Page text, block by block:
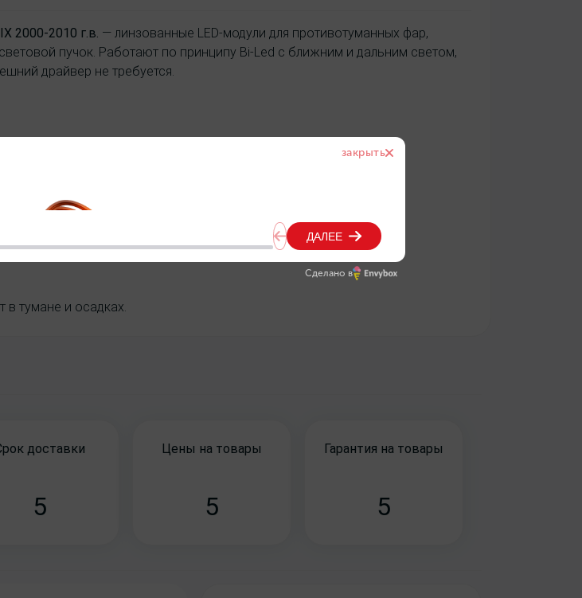
2000-2010 г.в. — линзованные LED-модули для противотуманных фар,
пучок. Работают по принципу Bi-Led с ближним и дальним светом,
драйвер не требуется.
в тумане и осадках.
доставки
5
Цены на товары
5
Гарантия на товары
5
Сделано в